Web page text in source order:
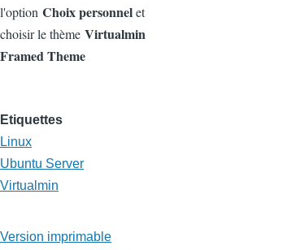
l'option Choix personnelet
choisir le thème Virtualmin
Framed Theme
Etiquettes
Linux
Ubuntu Server
Virtualmin
Version imprimable